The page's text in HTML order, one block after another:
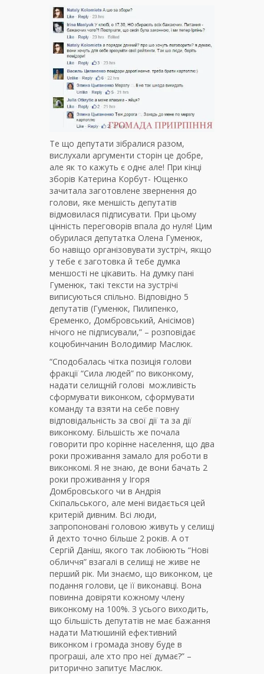
Те що депутати зібралися разом,
вислухали аргументи сторін це добре,
але як то кажуть є однє але! При кінці
зборів Катерина Корбут- Ющенко
зачитала заготовлене звернення до
голови, яке меншість депутатів
відмовилася підписувати. При цьому
цінність переговорів впала до нуля! Цим
обурилася депутатка Олена Гуменюк,
бо навіщо організовувати зустріч, якщо
у тебе є заготовка й тебе думка
меншості не цікавить. На думку пані
Гуменюк, такі тексти на зустрічі
виписуються спільно. Відповідно 5
депутатів (Гуменюк, Пилипенко,
Єременко, Домбровський, Анісімов)
нічого не підписували,” – розповідає
коцюбинчанин Володимир Маслюк.
“Сподобалась чітка позиція голови
фракції “Сила людей” по виконкому,
надати селищній голові можливість
сформувати виконком, сформувати
команду та взяти на себе повну
відповідальність за свої дії та за дії
виконкому. Більшість же почала
говорити про корінне населення, що два
роки проживання замало для роботи в
виконкомі. Я не знаю, де вони бачать 2
роки проживання у Ігоря
Домбровського чи в Андрія
Скіпальського, але мені видається цей
критерій дивним. Всі люди,
запропоновані головою живуть у селищі
й дехто точно більше 2 років. А от
Сергій Даніш, якого так лобіюють “Нові
обличчя” взагалі в селищі не живе не
перший рік. Ми знаємо, що виконком, це
подання голови, це її виконавці. Вона
повинна довіряти кожному члену
виконкому на 100%. З усього виходить,
що більшість депутатів не має бажання
надати Матюшиній ефективний
виконком і громада знову буде в
програші, але хто про неї думає?” –
риторично запитує Маслюк.